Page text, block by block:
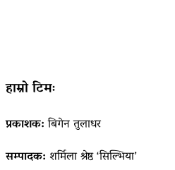
हाम्रो टिमः
प्रकाशक:बिगेन तुलाधर
सम्पादक: शर्मिला श्रेष्ठ ‘सिल्भिया’